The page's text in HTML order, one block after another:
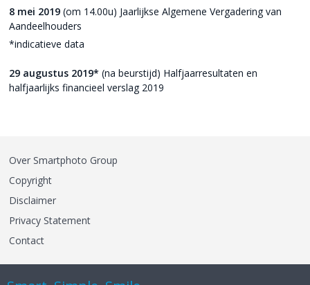
8 mei 2019 (om 14.00u) Jaarlijkse Algemene Vergadering van
Aandeelhouders
*indicatieve data
29 augustus 2019* (na beurstijd) Halfjaarresultaten en
halfjaarlijks financieel verslag 2019
Over Smartphoto Group
Copyright
Disclaimer
Privacy Statement
Contact